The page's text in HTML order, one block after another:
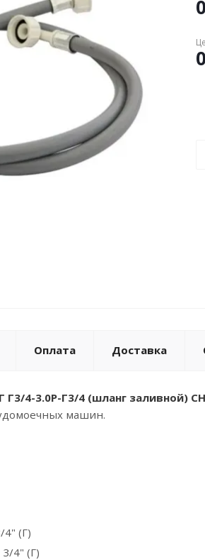
Оплата Доставка
4-3.0Р-Г3/4 (шланг заливной)
машин.
4" (Г)
4" (Г)